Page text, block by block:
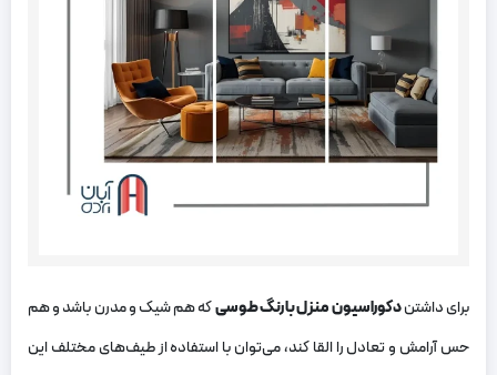
برای داشتندکوراسیون منزل با رنگ طوسیکه هم شیک و مدرن باشد و هم
حس آرامش و تعادل را القا کند، می‌توان با استفاده از طیف‌های مختلف این